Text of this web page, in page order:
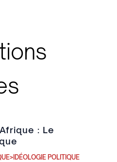
: Le
POLITIQUE